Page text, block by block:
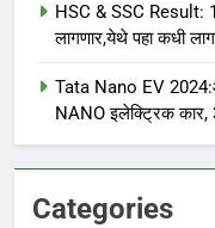
HSC & SSC Result:
लागणार,येथे पहा कधी
Tata Nano EV
NANO इलेक्ट्रिक
Categories